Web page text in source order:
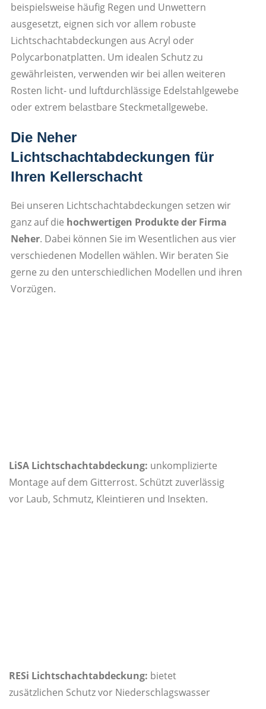
beispielsweise häufig Regen und Unwettern
ausgesetzt, eignen sich vor allem robuste
Lichtschachtabdeckungen aus Acryl oder
Polycarbonatplatten. Um idealen Schutz zu
gewährleisten, verwenden wir bei allen weiteren
Rosten licht- und luftdurchlässige Edelstahlgewebe
oder extrem belastbare Steckmetallgewebe.
Die Neher
Lichtschachtabdeckungen für
Ihren Kellerschacht
Bei unseren Lichtschachtabdeckungen setzen wir
ganz auf die hochwertigen Produkte der Firma
Neher. Dabei können Sie im Wesentlichen aus vier
verschiedenen Modellen wählen. Wir beraten Sie
gerne zu den unterschiedlichen Modellen und ihren
Vorzügen.
LiSA Lichtschachtabdeckung: unkomplizierte
Montage auf dem Gitterrost. Schützt zuverlässig
vor Laub, Schmutz, Kleintieren und Insekten.
RESi Lichtschachtabdeckung: bietet
zusätzlichen Schutz vor Niederschlagswasser